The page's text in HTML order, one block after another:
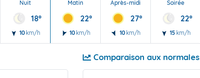
Nuit
18°
10 km/h
Matin
22°
10 km/h
Après-midi
27°
10 km/h
Soirée
22°
15 km/h
Comparaison aux normales